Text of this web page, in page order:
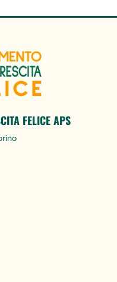
FELICE APS